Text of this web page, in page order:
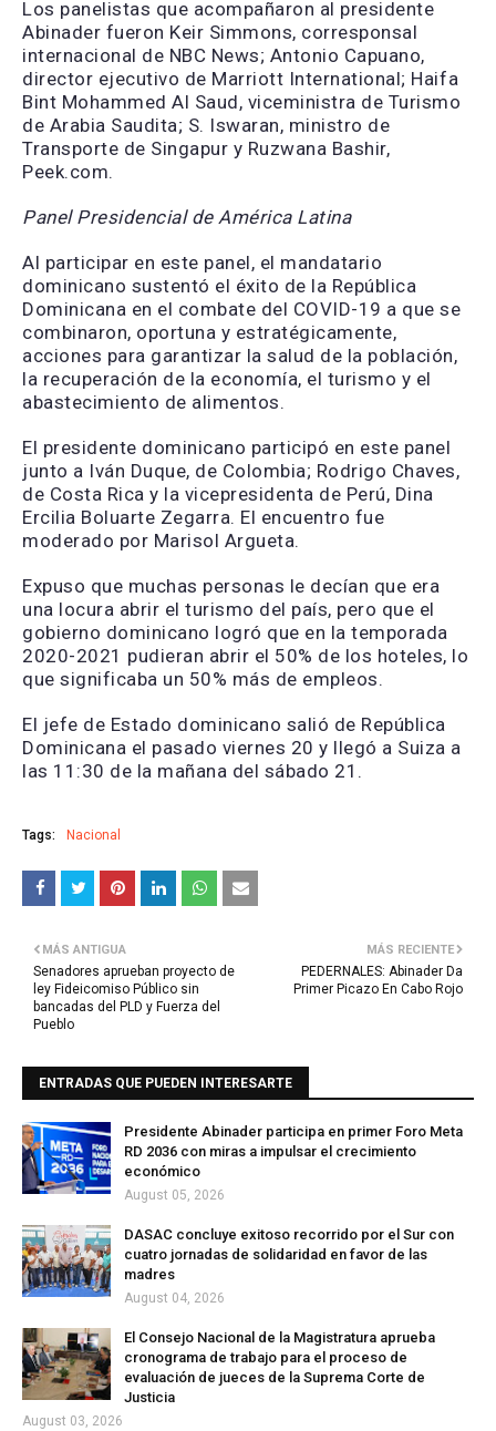
Los panelistas que acompañaron al presidente
Abinader fueron Keir Simmons, corresponsal
internacional de NBC News; Antonio Capuano,
director ejecutivo de Marriott International; Haifa
Bint Mohammed Al Saud, viceministra de Turismo
de Arabia Saudita; S. Iswaran, ministro de
Transporte de Singapur y Ruzwana Bashir,
Peek.com.
Panel Presidencial de América Latina
Al participar en este panel, el mandatario
dominicano sustentó el éxito de la República
Dominicana en el combate del COVID-19 a que se
combinaron, oportuna y estratégicamente,
acciones para garantizar la salud de la población,
la recuperación de la economía, el turismo y el
abastecimiento de alimentos.
El presidente dominicano participó en este panel
junto a Iván Duque, de Colombia; Rodrigo Chaves,
de Costa Rica y la vicepresidenta de Perú, Dina
Ercilia Boluarte Zegarra. El encuentro fue
moderado por Marisol Argueta.
Expuso que muchas personas le decían que era
una locura abrir el turismo del país, pero que el
gobierno dominicano logró que en la temporada
2020-2021 pudieran abrir el 50% de los hoteles, lo
que significaba un 50% más de empleos.
El jefe de Estado dominicano salió de República
Dominicana el pasado viernes 20 y llegó a Suiza a
las 11:30 de la mañana del sábado 21.
Tags: Nacional
MÁS RECIENTE
PEDERNALES: Abinader Da
Primer Picazo En Cabo Rojo
MÁS ANTIGUA
Senadores aprueban proyecto de
ley Fideicomiso Público sin
bancadas del PLD y Fuerza del
Pueblo
ENTRADAS QUE PUEDEN INTERESARTE
Presidente Abinader participa en primer Foro Meta
RD 2036 con miras a impulsar el crecimiento
económico
August 05, 2026
DASAC concluye exitoso recorrido por el Sur con
cuatro jornadas de solidaridad en favor de las
madres
August 04, 2026
El Consejo Nacional de la Magistratura aprueba
cronograma de trabajo para el proceso de
evaluación de jueces de la Suprema Corte de
Justicia
August 03, 2026